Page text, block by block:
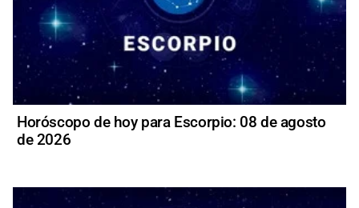
Horóscopo de hoy para Escorpio: 08 de agosto
de 2026